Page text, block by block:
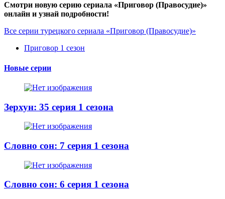
Смотри новую серию сериала «Приговор (Правосудие)»
онлайн и узнай подробности!
Все серии турецкого сериала «Приговор (Правосудие)»
Приговор 1 сезон
Новые серии
Зерхун: 35 серия 1 сезона
Словно сон: 7 серия 1 сезона
Словно сон: 6 серия 1 сезона